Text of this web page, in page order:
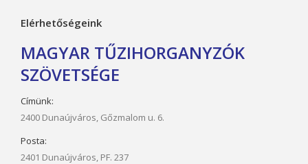
Elérhetőségeink
MAGYAR TŰZIHORGANYZÓK
SZÖVETSÉGE
Címünk:
2400 Dunaújváros, Gőzmalom u. 6.
Posta:
2401 Dunaújváros, PF. 237